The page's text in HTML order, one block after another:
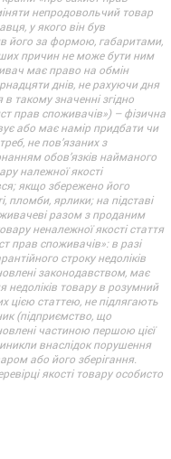
непродовольчий товар
у якого він був
його за формою, габаритами,
причин не може бути ним
має право на обмін
днів, не рахуючи дня
такому значенні згідно
прав споживачів») – фізична
або має намір придбати чи
не пов’язаних з
обов’язків найманого
належної якості
якщо збережено його
пломби, ярлики; на підставі
разом з проданим
неналежної якості стаття
прав споживачів»: в разі
строку недоліків
законодавством, має
недоліків товару в розумний
цією статтею, не підлягають
(підприємство, що
частиною першою цієї
внаслідок порушення
або його зберігання.
якості товару особисто